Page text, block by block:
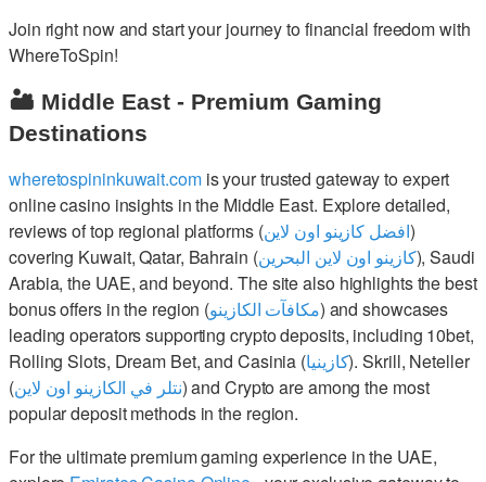
Join right now and start your journey to financial freedom with
WhereToSpin!
🏜️ Middle East - Premium Gaming
Destinations
wheretospininkuwait.comis your trusted gateway to expert
online casino insights in the Middle East. Explore detailed,
reviews of top regional platforms (افضل كازينو اون لاين)
covering Kuwait, Qatar, Bahrain (كازينو اون لاين البحرين), Saudi
Arabia, the UAE, and beyond. The site also highlights the best
bonus offers in the region (مكافآت الكازينو) and showcases
leading operators supporting crypto deposits, including 10bet,
Rolling Slots, Dream Bet, and Casinia (كازينيا). Skrill, Neteller
(نتلر في الكازينو اون لاين) and Crypto are among the most
popular deposit methods in the region.
For the ultimate premium gaming experience in the UAE,